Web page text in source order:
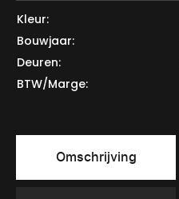
Kleur:
Bouwjaar:
Deuren:
BTW/Marge:
Omschrijving